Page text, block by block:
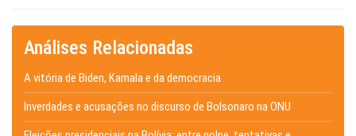
Análises Relacionadas
A vitória de Biden, Kamala e da democracia
Inverdades e acusações no discurso de Bolsonaro na ONU